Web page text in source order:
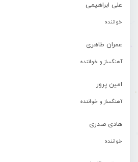
علی ابراهیمی
خواننده
عمران طاهری
آهنگساز و خواننده
امین پرور
آهنگساز و خواننده
هادی صدری
خواننده